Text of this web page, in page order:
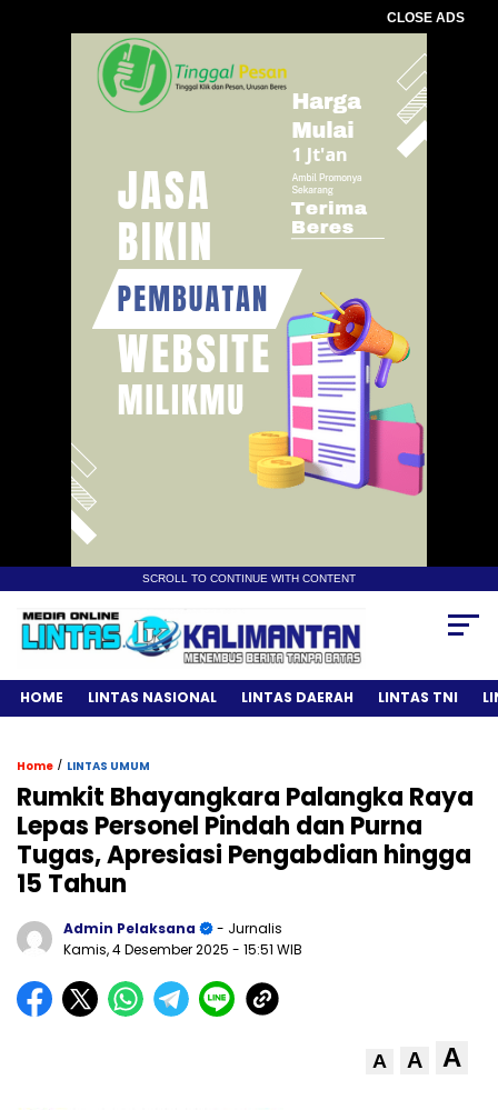
CLOSE ADS
SCROLL TO CONTINUE WITH CONTENT
HOME LINTAS NASIONAL LINTAS DAERAH LINTAS TNI
Home / LINTAS UMUM
Rumkit Bhayangkara Palangka Raya
Lepas Personel Pindah dan Purna
Tugas, Apresiasi Pengabdian hingga
15 Tahun
Admin Pelaksana
- Jurnalis
Kamis, 4 Desember 2025 - 15:51 WIB
A A A